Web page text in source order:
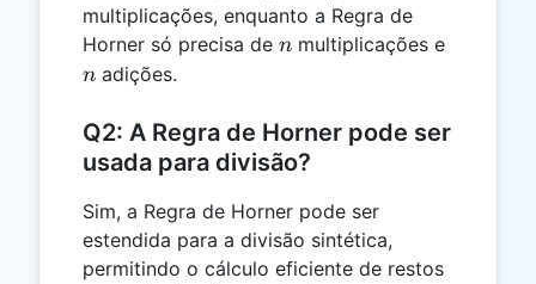
multiplicações, enquanto a Regra de
Horner só precisa de n
n multiplicações e
n adições.
Q2: A Regra de Horner pode ser
usada para divisão?
Sim, a Regra de Horner pode ser
estendida para a divisão sintética,
permitindo o cálculo eficiente de restos